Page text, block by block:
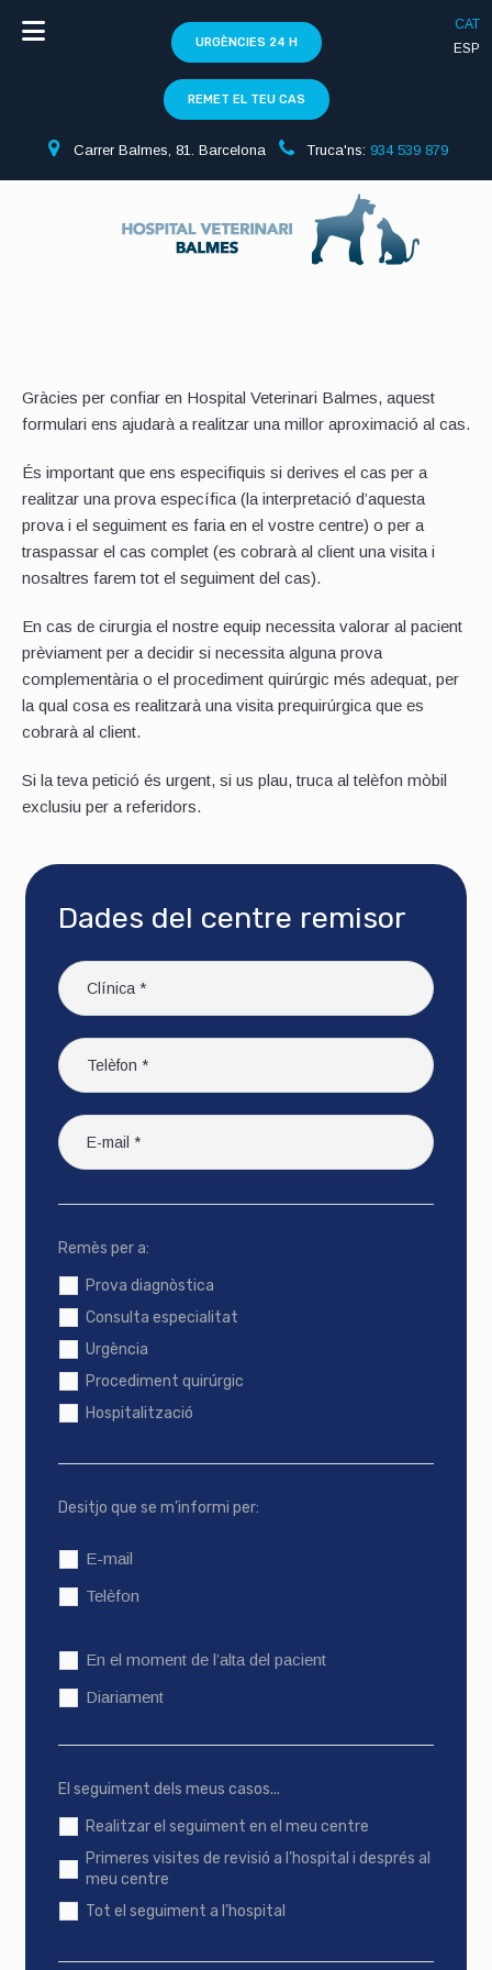
CAT
ESP
URGÈNCIES 24 H
REMET EL TEU CAS
Carrer Balmes, 81. Barcelona Truca'ns: 934 539 879
Gràcies per confiar en Hospital Veterinari Balmes, aquest
formulari ens ajudarà a realitzar una millor aproximació al cas.
És important que ens especifiquis si derives el cas per a
realitzar una prova específica (la interpretació d’aquesta
prova i el seguiment es faria en el vostre centre) o per a
traspassar el cas complet (es cobrarà al client una visita i
nosaltres farem tot el seguiment del cas).
En cas de cirurgia el nostre equip necessita valorar al pacient
prèviament per a decidir si necessita alguna prova
complementària o el procediment quirúrgic més adequat, per
la qual cosa es realitzarà una visita prequirúrgica que es
cobrarà al client.
Si la teva petició és urgent, si us plau, truca al telèfon mòbil
exclusiu per a referidors.
Dades del centre remisor
Remès per a:
Prova diagnòstica
Consulta especialitat
Urgència
Procediment quirúrgic
Hospitalització
Desitjo que se m’informi per:
E-mail
Telèfon
En el moment de l’alta del pacient
Diariament
El seguiment dels meus casos...
Realitzar el seguiment en el meu centre
Primeres visites de revisió a l’hospital i després al
meu centre
Tot el seguiment a l’hospital